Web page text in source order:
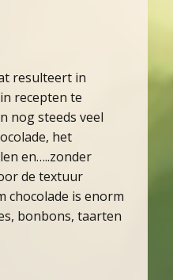
resulteert in
recepten te
nog steeds veel
het
en…..zonder
de textuur
chocolade is enorm
bonbons, taarten